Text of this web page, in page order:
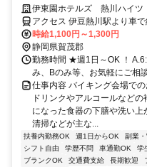
躍中の職場です。
伊東園ホテルズ 熱川ハイツ
アクセス 伊豆熱川駅より車
時給1,100円～1,300円
静岡県賀茂郡
勤務時間 ★週1日～OK ！
み、Bのみ等、お気軽にご相
仕事内容 バイキング会場で
ドリンクやアルコールなど
になった食器の下膳や洗い
清掃などが主な...
扶養内勤務OK 週1日からOK 副業
シフト自由
学歴不問 車通勤OK 学
ブランクOK
交通費支給 長期歓迎